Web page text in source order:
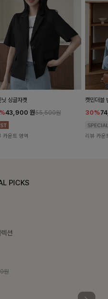
닛 싱글자켓
43,900 원55,500원
카운트 영역
캣민더블
30%
리뷰 카운
PICKS
션
원